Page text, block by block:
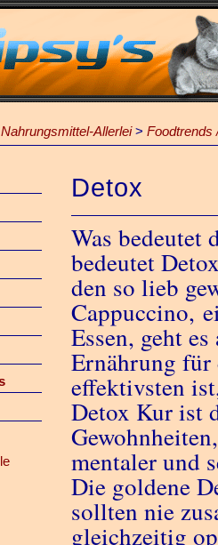
Nahrungsmittel-Allerlei> Foodtrends
Detox
Was bedeutet
bedeutet
den so lieb
Cappuccino,
Essen, geht
Ernährung für
effektivsten
Detox Kur ist
mentaler und
Die goldene
sollten nie
gleichzeitig